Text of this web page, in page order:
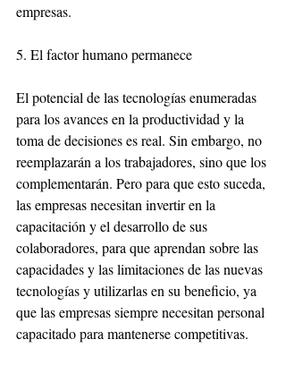
empresas.
5. El factor humano permanece
El potencial de las tecnologías enumeradas
para los avances en la productividad y la
toma de decisiones es real. Sin embargo, no
reemplazarán a los trabajadores, sino que los
complementarán. Pero para que esto suceda,
las empresas necesitan invertir en la
capacitación y el desarrollo de sus
colaboradores, para que aprendan sobre las
capacidades y las limitaciones de las nuevas
tecnologías y utilizarlas en su beneficio, ya
que las empresas siempre necesitan personal
capacitado para mantenerse competitivas.